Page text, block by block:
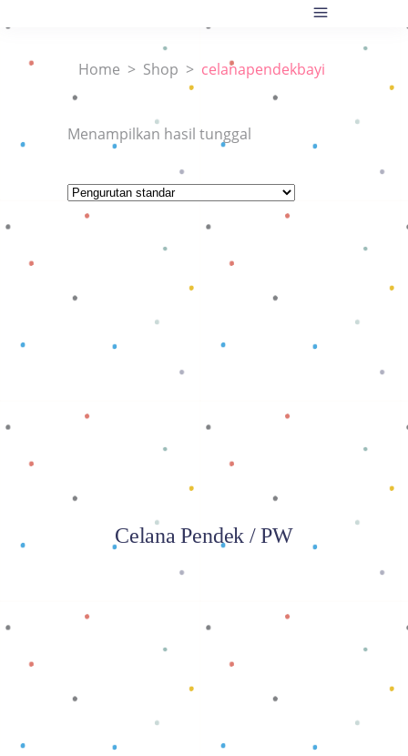
Home > Shop > celanapendekbayi
Menampilkan hasil tunggal
Baca selengkapnya
Celana Pendek / PW